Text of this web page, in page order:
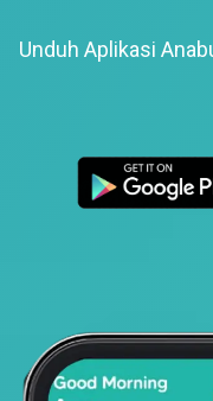
Unduh Aplikasi